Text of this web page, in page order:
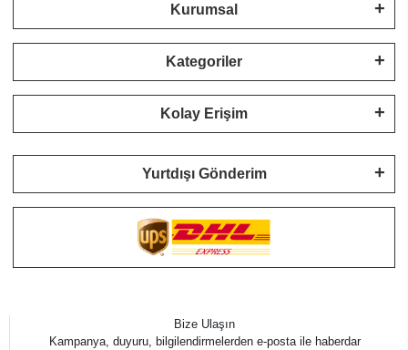
Kurumsal
Kategoriler
Kolay Erişim
Yurtdışı Gönderim
Bize Ulaşın
Kampanya, duyuru, bilgilendirmelerden e-posta ile haberdar